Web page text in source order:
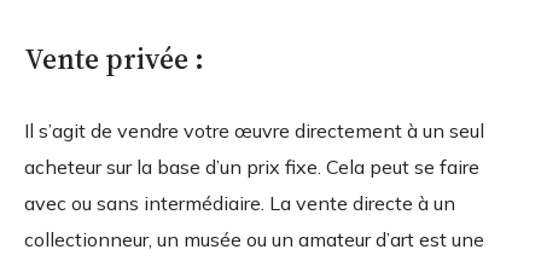
Vente privée :
Il s’agit de vendre votre œuvre directement à un seul
acheteur sur la base d’un prix fixe. Cela peut se faire
avec ou sans intermédiaire. La vente directe à un
collectionneur, un musée ou un amateur d’art est une